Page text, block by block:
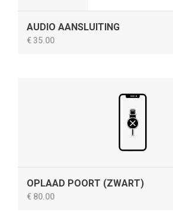
AUDIO AANSLUITING
€ 35.00
OPLAAD POORT (ZWART)
€ 80.00